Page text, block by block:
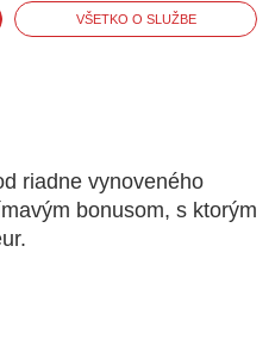
VŠETKO O SLUŽBE
riadne vynoveného
bonusom, s ktorým